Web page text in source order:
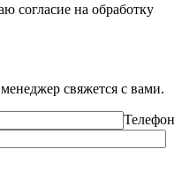
согласие на обработку
свяжется с вами.
Телефон